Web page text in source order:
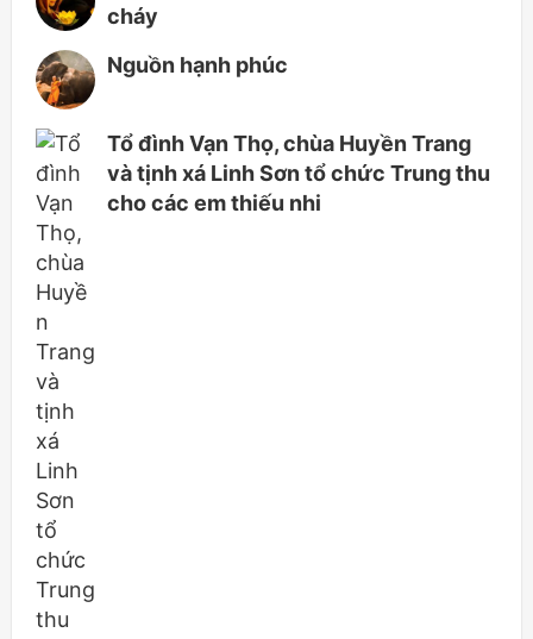
cháy
Nguồn hạnh phúc
Tổ đình Vạn Thọ, chùa Huyền Trang
và tịnh xá Linh Sơn tổ chức Trung thu
cho các em thiếu nhi